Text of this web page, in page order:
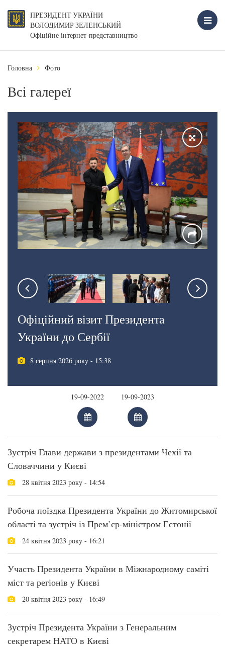
ПРЕЗИДЕНТ УКРАЇНИ
ВОЛОДИМИР ЗЕЛЕНСЬКИЙ
Офіційне інтернет-представництво
Головна Фото
Всі галереї
Офіційний візит Президента
України до Сербії
8 серпня 2026 року - 15:38
Зустріч Глави держави з президентами Чехії та
Словаччини у Києві
28 квітня 2023 року - 14:54
Робоча поїздка Президента України до Житомирської
області та зустріч із Прем’єр-міністром Естонії
24 квітня 2023 року - 16:21
Участь Президента України в Міжнародному саміті
міст та регіонів у Києві
20 квітня 2023 року - 16:49
Зустріч Президента України з Генеральним
секретарем НАТО в Києві